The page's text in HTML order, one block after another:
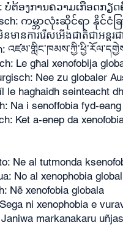
ບໍ່ຕ້ອງການຄວາມເກືອດກຽ
ကမ္ဘာလုံးဆိုင်ရာ နိုင်ငံခ
មានការរើសអើងជាតិជាអន្តរជ
Le għal xenofobija
Nee zu globaler
le haghaidh seinteacht
Na i senoffobia fyd-eang
Ket a-enep da
Ne al tutmonda
No al xenophobia global
Në xenofobia globala
ni xenophobia e
markanakaru